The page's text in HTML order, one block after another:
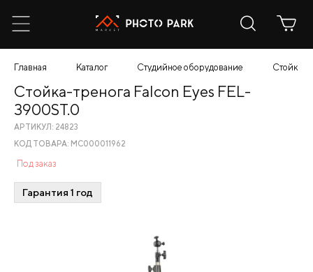
Главная Каталог Студийное оборудование Стойки
Стойка-тренога Falcon Eyes FEL-
3900ST.0
АРТИКУЛ: 24823
КОД ТОВАРА: МС000011962
Под заказ
Гарантия 1 год